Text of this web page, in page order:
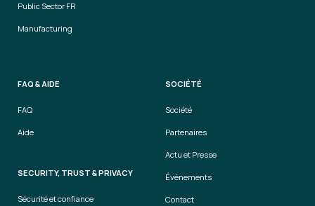
Public Sector FR
Manufacturing
FAQ & AIDE
FAQ
Aide
SECURITY, TRUST & PRIVACY
Sécurité et confiance
SOCIÉTÉ
Société
Partenaires
Actu et Presse
Événements
Contact